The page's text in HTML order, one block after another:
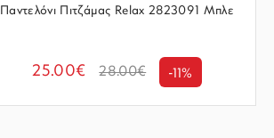
Παντελόνι Πιτζάμας Relax 2823091 Μπλε
25.00€ 28.00€ -11%